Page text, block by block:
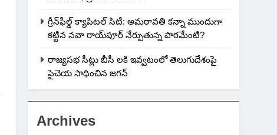
గ్రీన్‌ఫీల్డ్ క్యాపిటల్ సిటీ: అమరావతి కన్నా ముందుగా
కట్టిన నవా రాయ్‌పూర్ నేర్పుతున్న పాఠమేంటి?
రాజ్యసభ సీట్లు బీసీ లకి ఇవ్వటంలో తెలుగుదేశంపై
పైచెయ సాధించిన జగన్
Archives